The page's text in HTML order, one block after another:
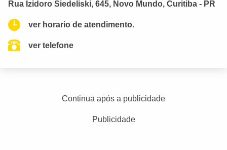
Rua Izidoro Siedeliski, 645, Novo Mundo, Curitiba - PR
ver horario de atendimento.
ver telefone
Continua após a publicidade
Publicidade